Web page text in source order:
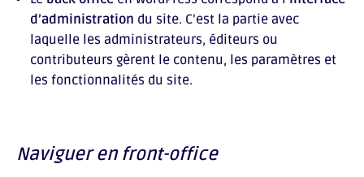
d’administration du site. C’est la partie avec
laquelle les administrateurs, éditeurs ou
contributeurs gèrent le contenu, les paramètres et
les fonctionnalités du site.
Naviguer en front-office